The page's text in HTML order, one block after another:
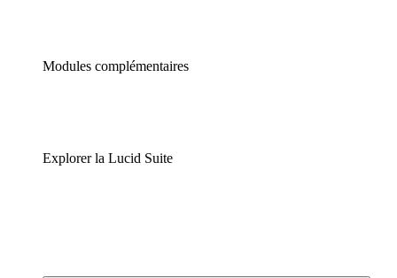
Modules complémentaires
Explorer la Lucid Suite